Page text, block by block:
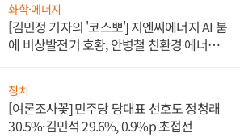
화학·에너지
[김민정 기자의 '코스뽀'] 지엔씨에너지 AI 붐
에 비상발전기 호황, 안병철 친환경 에너지
정치
[여론조사꽃] 민주당 당대표 선호도 정청래
30.5%·김민석 29.6%, 0.9%p 초접전